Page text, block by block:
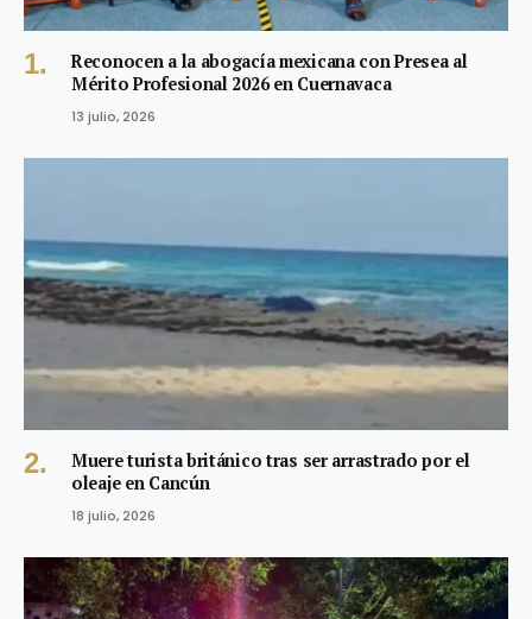
Reconocen a la abogacía mexicana con Presea al
Mérito Profesional 2026 en Cuernavaca
13 julio, 2026
Muere turista británico tras ser arrastrado por el
oleaje en Cancún
18 julio, 2026